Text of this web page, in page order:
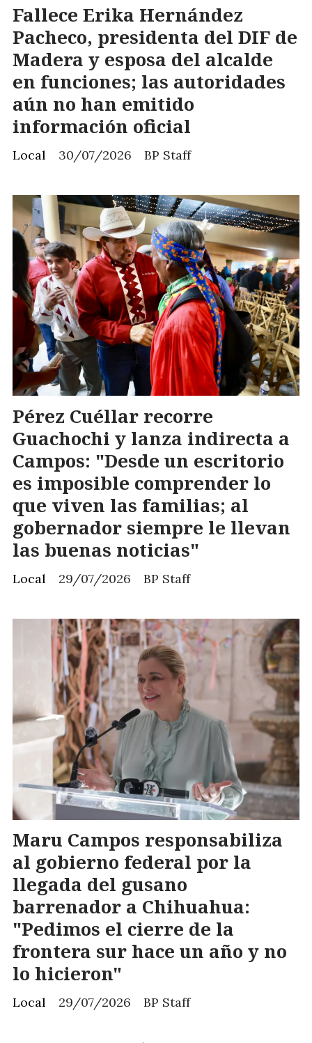
Fallece Erika Hernández
Pacheco, presidenta del DIF de
Madera y esposa del alcalde
en funciones; las autoridades
aún no han emitido
información oficial
BP Staff
Local 30/07/2026
Pérez Cuéllar recorre
Guachochi y lanza indirecta a
Campos: "Desde un escritorio
es imposible comprender lo
que viven las familias; al
gobernador siempre le llevan
las buenas noticias"
BP Staff
Local 29/07/2026
Maru Campos responsabiliza
al gobierno federal por la
llegada del gusano
barrenador a Chihuahua:
"Pedimos el cierre de la
frontera sur hace un año y no
lo hicieron"
BP Staff
Local 29/07/2026